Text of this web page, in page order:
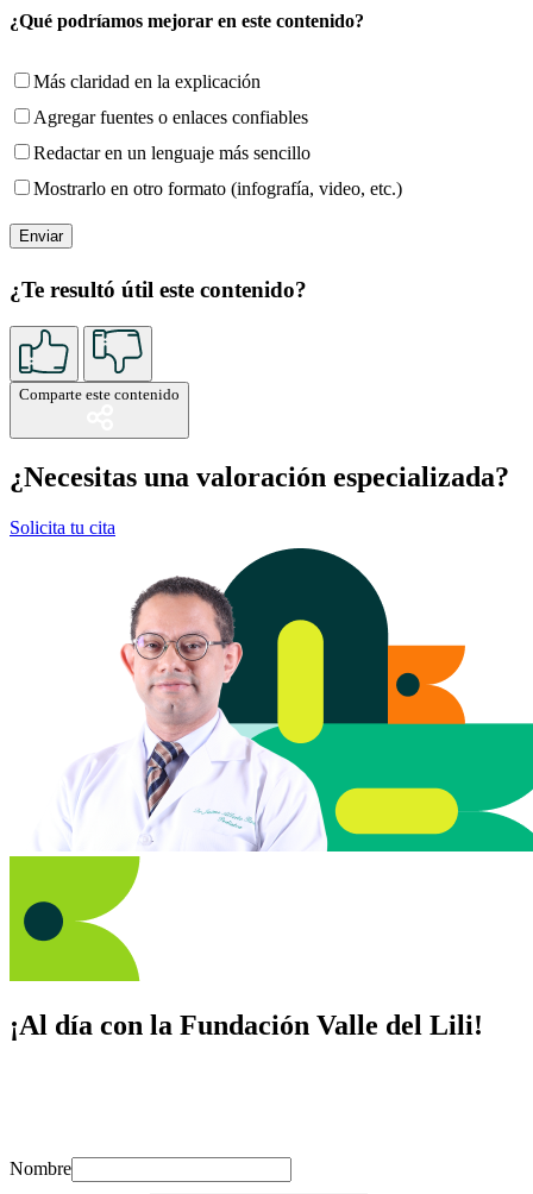
¿Qué podríamos mejorar en este contenido?
Más claridad en la explicación
Agregar fuentes o enlaces confiables
Redactar en un lenguaje más sencillo
Mostrarlo en otro formato (infografía, video, etc.)
¿Te resultó útil este contenido?
Comparte este contenido
¿Necesitas una valoración especializada?
Solicita tu cita
¡Al día con la Fundación Valle del Lili!
Nombre